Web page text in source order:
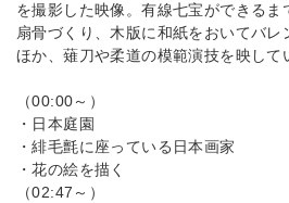
を撮影した映像。有線七宝ができる
扇骨づくり、木版に和紙をおいてバ
ほか、薙刀や柔道の模範演技を映して
（00:00～）
・日本庭園
・緋毛氈に座っている日本画家
・花の絵を描く
（02:47～）